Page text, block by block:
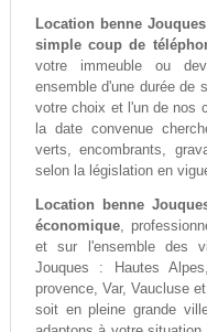
Location benne
simple coup de
votre immeuble ou
ensemble d'une durée de
votre choix et l'un de nos
la date convenue
verts, encombrants,
selon la législation en
Location benne
économique,
et sur l'ensemble des
Jouques : Hautes
provence, Var, Vaucluse
soit en pleine grande